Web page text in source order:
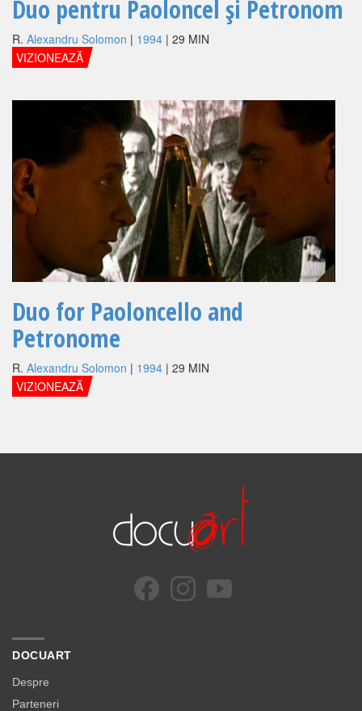
Duo pentru Paoloncel şi Petronom
R. Alexandru Solomon | 1994 | 29 MIN
VIZIONEAZĂ
Duo for Paoloncello and
Petronome
R. Alexandru Solomon | 1994 | 29 MIN
VIZIONEAZĂ
DOCUART
Despre
Parteneri